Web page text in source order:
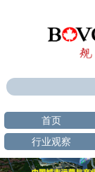
首页
行业观察